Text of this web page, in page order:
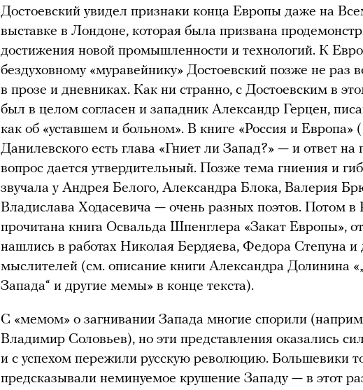
Достоевский увидел признаки конца Европы даже на
выставке в Лондоне, которая была призвана
достижения новой промышленности и технологий. К
бездуховному «муравейнику» Достоевский позже не раз
в прозе и дневниках. Как ни странно, с Достоевским в
был в целом согласен и западник Александр Герцен,
как об «уставшем и больном». В книге «Россия и Европа»
Данилевского есть глава «Гниет ли Запад?» — и ответ на
вопрос дается утвердительный. Позже тема гниения и
звучала у Андрея Белого, Александра Блока, Валерия
Владислава Ходасевича — очень разных поэтов. Потом в
прочитана книга Освальда Шпенглера «Закат Европы»,
нашлись в работах Николая Бердяева, Федора Степуна и
мыслителей (см. описание книги Александра Долинина
Запада“ и другие мемы» в конце текста).
С «мемом» о загнивании Запада многие спорили
Владимир Соловьев), но эти представления оказались
и с успехом пережили русскую революцию. Большевики
предсказывали неминуемое крушение Западу — в этот